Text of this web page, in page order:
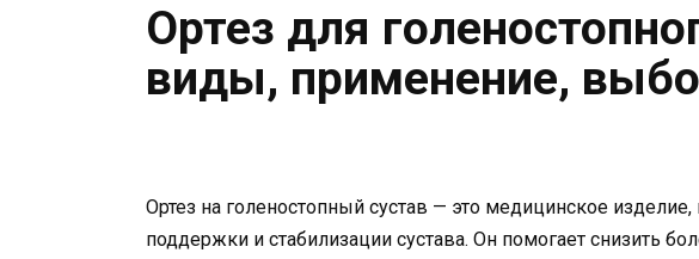
Ортез для
виды, применение,
Ортез на голеностопный сустав — это медицинское
поддержки и стабилизации сустава. Он помогает снизить